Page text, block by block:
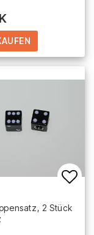
favorites
2 Stück